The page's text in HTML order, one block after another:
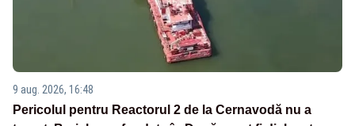
9 aug. 2026, 16:48
Pericolul pentru Reactorul 2 de la Cernavodă nu a